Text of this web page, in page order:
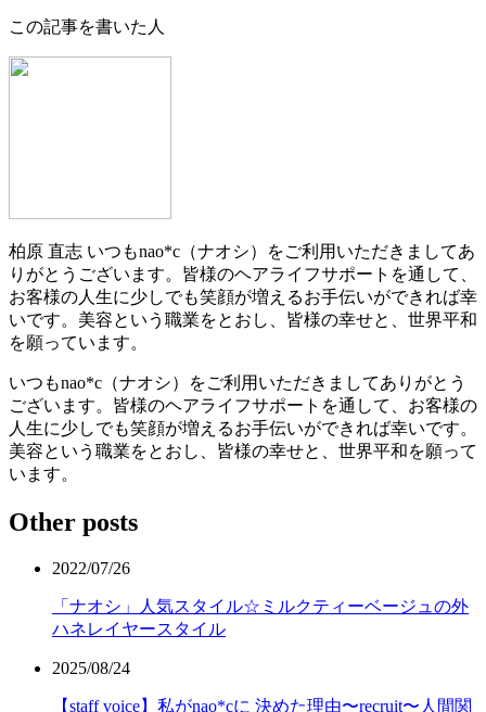
この記事を書いた人
柏原 直志 いつもnao*c（ナオシ）をご利用いただきましてあ
りがとうございます。皆様のヘアライフサポートを通して、
お客様の人生に少しでも笑顔が増えるお手伝いができれば幸
いです。美容という職業をとおし、皆様の幸せと、世界平和
を願っています。
いつもnao*c（ナオシ）をご利用いただきましてありがとう
ございます。皆様のヘアライフサポートを通して、お客様の
人生に少しでも笑顔が増えるお手伝いができれば幸いです。
美容という職業をとおし、皆様の幸せと、世界平和を願って
います。
Other posts
2022/07/26
「ナオシ」人気スタイル☆ミルクティーベージュの外
ハネレイヤースタイル
2025/08/24
【staff voice】私がnao*cに 決めた理由〜recruit〜人間関